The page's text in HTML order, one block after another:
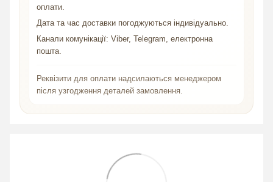
оплати.
Дата та час доставки погоджуються індивідуально.
Канали комунікації: Viber, Telegram, електронна
пошта.
Реквізити для оплати надсилаються менеджером
після узгодження деталей замовлення.